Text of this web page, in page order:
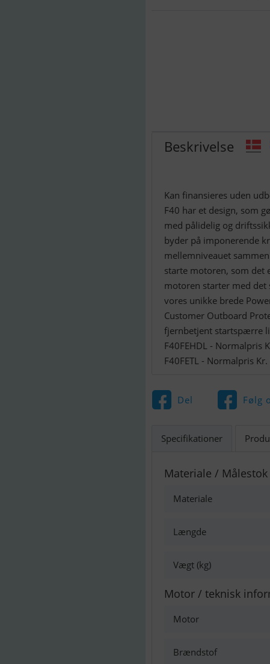
Beskrivelse
Kan finansieres uden
F40 har et design, som
med pålidelig og
byder på imponerende
mellemniveauet
starte motoren, som det
motoren starter med
vores unikke brede
Customer Outboard
fjernbetjent startspærre
F40FEHDL - Normalpris
F40FETL - Normalpris
Del Følg
Specifikationer
Materiale / Målestok
Materiale
Længde
Vægt (kg)
Motor / teknisk
Motor
Brændstof